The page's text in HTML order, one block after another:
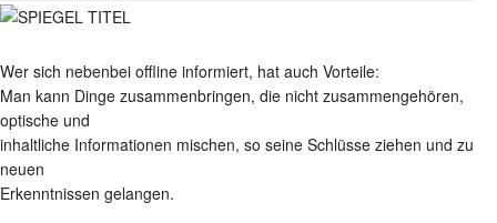
Wer sich nebenbei offline informiert, hat auch Vorteile:
Man kann Dinge zusammenbringen, die nicht zusammengehören,
optische und
inhaltliche Informationen mischen, so seine Schlüsse ziehen und zu
neuen
Erkenntnissen gelangen.